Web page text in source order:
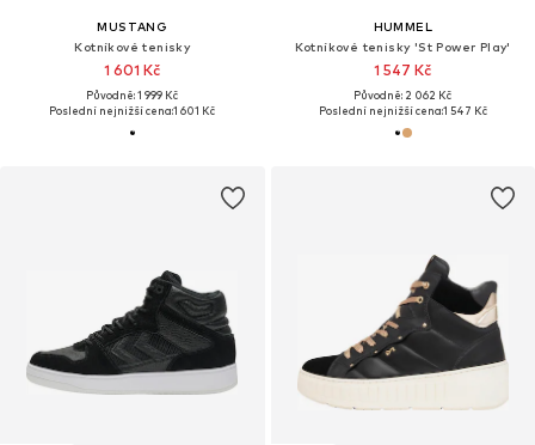
MUSTANG
Kotníkové tenisky
1 601 Kč
Původně: 1 999 Kč
Poslední nejnižší cena:1 601 Kč
HUMMEL
Kotníkové tenisky 'St Power Play'
1 547 Kč
Původně: 2 062 Kč
Poslední nejnižší cena:1 547 Kč